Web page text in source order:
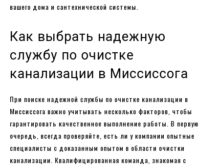
вашего дома и сантехнической системы.
Как выбрать надежную
службу по очистке
канализации в Миссиссога
При поиске надежной службы по очистке канализации в
Миссиссога важно учитывать несколько факторов, чтобы
гарантировать качественное выполнение работы. В первую
очередь, всегда проверяйте, есть ли у компании опытные
специалисты с доказанным опытом в области очистки
канализации. Квалифицированная команда, знакомая с